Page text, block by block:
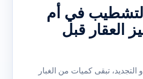
في أم
العقار قبل
التجديد، تبقى كميات من الغبار